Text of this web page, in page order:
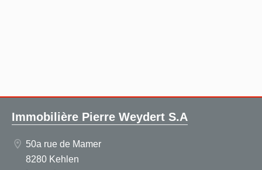
Immobilière Pierre Weydert S.A
50a rue de Mamer
8280 Kehlen